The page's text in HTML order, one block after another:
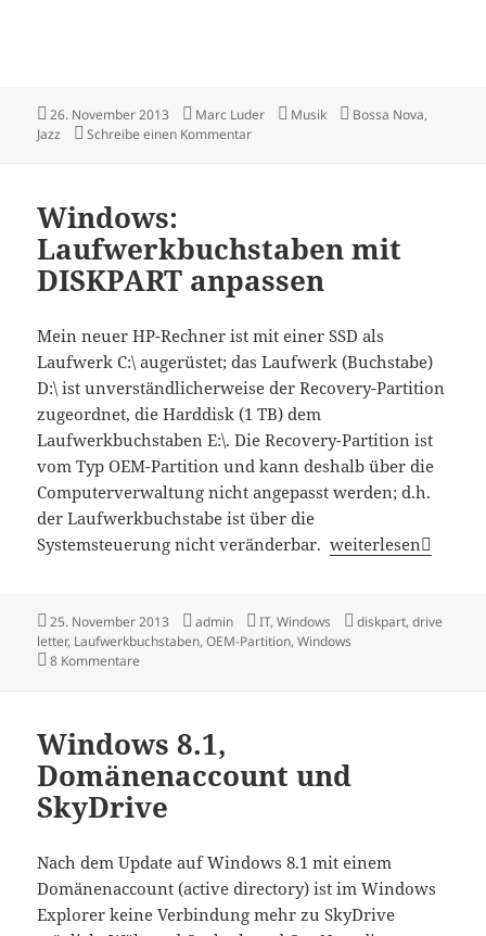
Veröffentlicht
am
26. November 2013 Autor
Marc Luder Kategorien
Musik Schlagwörter
Bossa Nova,
Jazz
Schreibe einen Kommentarzu Walter Wanderley: Cried, Cried
Windows:
Laufwerkbuchstaben mit
DISKPART anpassen
Mein neuer HP-Rechner ist mit einer SSD als
Laufwerk C:\ augerüstet; das Laufwerk (Buchstabe)
D:\ ist unverständlicherweise der Recovery-Partition
zugeordnet, die Harddisk (1 TB) dem
Laufwerkbuchstaben E:\. Die Recovery-Partition ist
vom Typ OEM-Partition und kann deshalb über die
Computerverwaltung nicht angepasst werden; d.h.
der Laufwerkbuchstabe ist über die
Systemsteuerung nicht veränderbar.Windows:
weiterlesen
Veröffentlicht
am
25. November 2013 Autor
admin Kategorien
IT,Windows Schlagwörter
diskpart,drive
letter, Laufwerkbuchstaben,OEM-Partition,Windows
8 Kommentare
Windows 8.1,
Domänenaccount und
SkyDrive
Nach dem Update auf Windows 8.1 mit einem
Domänenaccount (active directory) ist im Windows
Explorer keine Verbindung mehr zu SkyDrive